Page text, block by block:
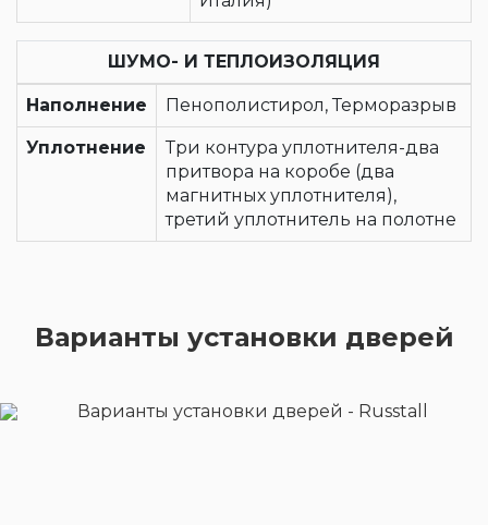
ШУМО- И ТЕПЛОИЗОЛЯЦИЯ
Наполнение Пенополистирол, Терморазрыв
Уплотнение
Три контура уплотнителя-два
притвора на коробе (два
магнитных уплотнителя),
третий уплотнитель на полотне
Варианты установки дверей